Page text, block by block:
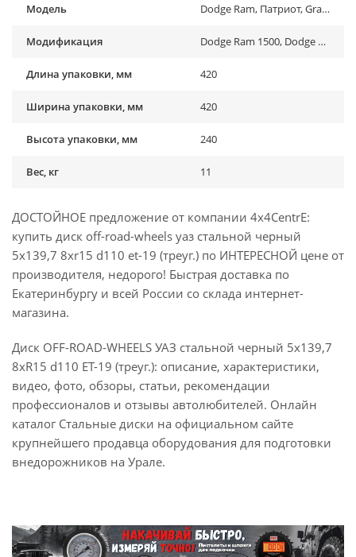
Модель Dodge Ram, Патриот, Grand Vitara, Vitara, Jimny
Модификация Dodge Ram 1500, Dodge Ram 1500 Rebel (2019-2021), Dodge Ram 2500 , Dodge Ram 2500 (...-...), Dodge Ram 3500, Dodge Ram 3500 (...-...), Suzuki Grand Vitara I (1998-2005), Suzuki Grand Vitara I (1998-2005), Suzuki Grand Vitara II (2005-2015), Suzuki Grand Vitara II (2005-2015), Suzuki Jimny (1970-1998), Suzuki Jimny (1998-2018), Suzuki Jimny (2018-2022), Suzuki Jimny (2019-...) , Suzuki Vitara (1991-1999), Suzuki Vitara (1991-1999), Suzuki Vitara II (2015-2019), УАЗ 469, УАЗ Барс, УАЗ Буханка (1958-...) , УАЗ Патриот (2005-2015), УАЗ Патриот (2015-2018), УАЗ Патриот (2019-...), УАЗ Патриот пикап (2008-...), УАЗ Симбир (2000-2005), УАЗ Фермер , УАЗ Хантер (2003-...), УАЗ-3151
Длина упаковки, мм 420
Ширина упаковки, мм 420
Высота упаковки, мм 240
Вес, кг 11
ДОСТОЙНОЕ предложение от компании 4x4CentrE:
купить диск off-road-wheels уаз стальной черный
5x139,7 8xr15 d110 et-19 (треуг.) по ИНТЕРЕСНОЙ цене от
производителя, недорого! Быстрая доставка по
Екатеринбургу и всей России со склада интернет-
магазина.
Диск OFF-ROAD-WHEELS УАЗ стальной черный 5x139,7
8xR15 d110 ET-19 (треуг.): описание, характеристики,
видео, фото, обзоры, статьи, рекомендации
профессионалов и отзывы автолюбителей. Онлайн
каталог Стальные диски на официальном сайте
крупнейшего продавца оборудования для подготовки
внедорожников на Урале.